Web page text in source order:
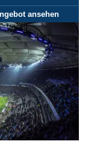
ansehen